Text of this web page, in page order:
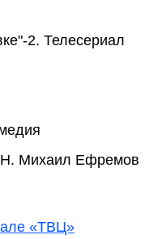
2. Телесериал
Михаил Ефремов
«ТВЦ»